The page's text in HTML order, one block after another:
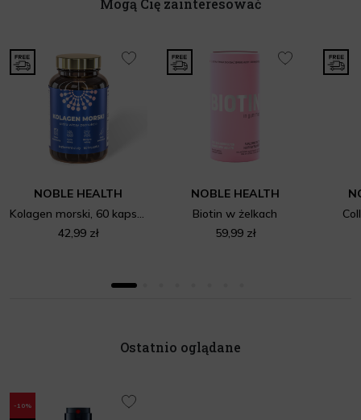
Mogą Cię zainteresować
NOBLE HEALTH
Kolagen morski, 60 kapsułek
42,99 zł
NOBLE HEALTH
Biotin w żelkach
59,99 zł
Ostatnio oglądane
-10%